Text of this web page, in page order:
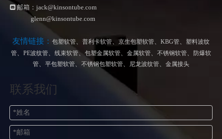
 邮箱： jack@kinsontube.com
glenn@kinsontube.com
友情链接： 包塑软管、 普利卡软管、 京生包塑软管、 KBG管、 塑料波纹
管、 PE波纹管、 线束软管、 包塑金属软管、 金属软管、 不锈钢软管、
防爆软
管、 平包塑软管、 不锈钢包塑软管、 尼龙波纹管、 金属接头
联系我们